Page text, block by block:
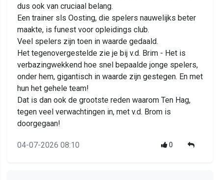
dus ook van cruciaal belang.
Een trainer sls Oosting, die spelers nauwelijks beter
maakte, is funest voor opleidings club.
Veel spelers zijn toen in waarde gedaald.
Het tegenovergestelde zie je bij v.d. Brim - Het is
verbazingwekkend hoe snel bepaalde jonge spelers,
onder hem, gigantisch in waarde zijn gestegen. En met
hun het gehele team!
Dat is dan ook de grootste reden waarom Ten Hag,
tegen veel verwachtingen in, met v.d. Brom is
doorgegaan!
04-07-2026 08:10 0